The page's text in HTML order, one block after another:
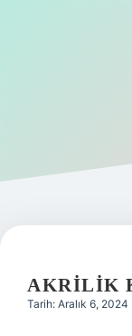
Gizlilik Politikası
Yasal Uyarı
AKRILIK
Tarih: Aralık 6, 2024